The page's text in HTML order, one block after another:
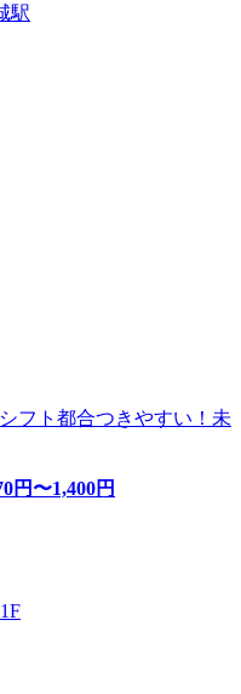
駅
フト都合つきやすい！未
円〜1,400円